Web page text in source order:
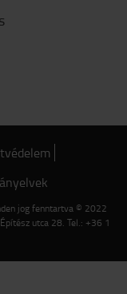
jog fenntartva © 2022
utca 28. Tel.: +36 1